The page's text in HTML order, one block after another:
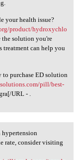
your health issue?
product/hydroxychlo
solution you're
treatment can help you
to purchase ED solution
pill/best-
URL - .
rate, consider visiting